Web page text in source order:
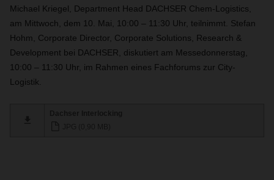
Michael Kriegel, Department Head DACHSER Chem-Logistics,
am Mittwoch, dem 10. Mai, 10:00 – 11:30 Uhr, teilnimmt. Stefan
Hohm, Corporate Director, Corporate Solutions, Research &
Development bei DACHSER, diskutiert am Messedonnerstag,
10:00 – 11:30 Uhr, im Rahmen eines Fachforums zur City-
Logistik.